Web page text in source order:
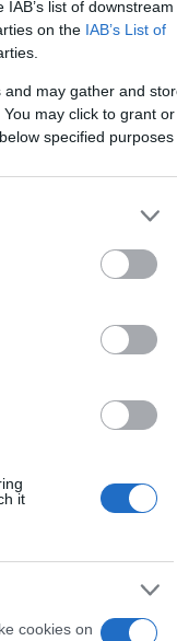
list of downstream
on the IAB’s List of
may gather and
may click to grant or
specified purposes
it
cookies on
PIÙ